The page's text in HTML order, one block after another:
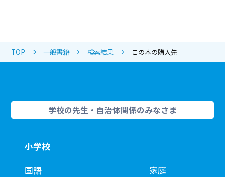
TOP 一般書籍 検索結果 この本の購入先
学校の先生・自治体関係のみなさま
小学校
国語
家庭